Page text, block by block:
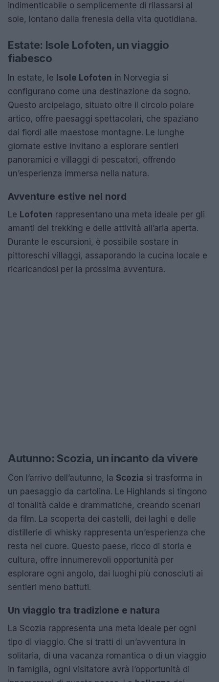
indimenticabile o semplicemente di rilassarsi al
sole, lontano dalla frenesia della vita quotidiana.
Estate: Isole Lofoten, un viaggio
fiabesco
In estate, le Isole Lofoten in Norvegia si
configurano come una destinazione da sogno.
Questo arcipelago, situato oltre il circolo polare
artico, offre paesaggi spettacolari, che spaziano
dai fiordi alle maestose montagne. Le lunghe
giornate estive invitano a esplorare sentieri
panoramici e villaggi di pescatori, offrendo
un’esperienza immersa nella natura.
Avventure estive nel nord
Le Lofoten rappresentano una meta ideale per gli
amanti del trekking e delle attività all’aria aperta.
Durante le escursioni, è possibile sostare in
pittoreschi villaggi, assaporando la cucina locale e
ricaricandosi per la prossima avventura.
Autunno: Scozia, un incanto da vivere
Con l’arrivo dell’autunno, la Scozia si trasforma in
un paesaggio da cartolina. Le Highlands si tingono
di tonalità calde e drammatiche, creando scenari
da film. La scoperta dei castelli, dei laghi e delle
distillerie di whisky rappresenta un’esperienza che
resta nel cuore. Questo paese, ricco di storia e
cultura, offre innumerevoli opportunità per
esplorare ogni angolo, dai luoghi più conosciuti ai
sentieri meno battuti.
Un viaggio tra tradizione e natura
La Scozia rappresenta una meta ideale per ogni
tipo di viaggio. Che si tratti di un’avventura in
solitaria, di una vacanza romantica o di un viaggio
in famiglia, ogni visitatore avrà l’opportunità di